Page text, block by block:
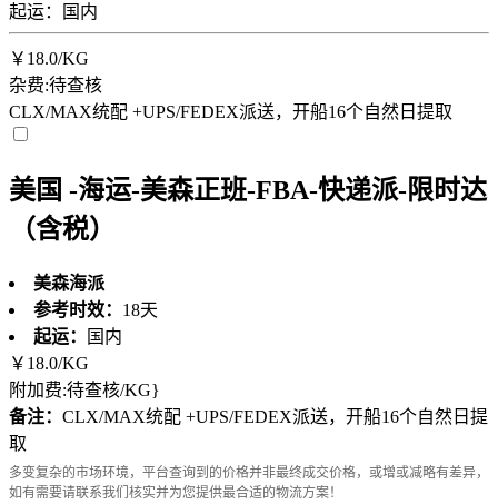
起运：国内
￥ 18.0/KG
杂费:待查核
CLX/MAX统配 +UPS/FEDEX派送，开船16个自然日提取
美国 -海运-美森正班-FBA-快递派-限时达
（含税）
美森海派
参考时效： 18天
起运：
国内
￥ 18.0/KG
附加费:待查核/KG}
备注： CLX/MAX统配 +UPS/FEDEX派送，开船16个自然日提
取
多变复杂的市场环境，平台查询到的价格并非最终成交价格，或增或减略有差异，
如有需要请联系我们核实并为您提供最合适的物流方案！